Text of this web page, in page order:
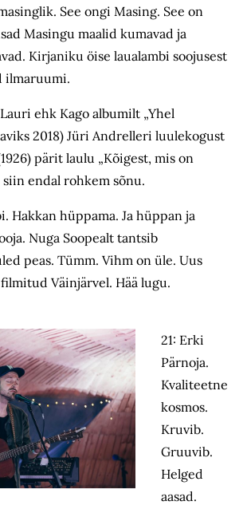
See ongi Masing. See on
Masingu maalid kumavad ja
Kirjaniku öise laualambi soojusest
ilmaruumi.
ehk Kago albumilt „Yhel
2018) Jüri Andrelleri luulekogust
pärit laulu „Kõigest, mis on
siin endal rohkem sõnu.
Hakkan hüppama. Ja hüppan ja
Nuga Soopealt tantsib
peas. Tümm. Vihm on üle. Uus
Väinjärvel. Hää lugu.
21: Erki
Pärnoja.
Kvaliteetne
kosmos.
Kruvib.
Gruuvib.
Helged
aasad.